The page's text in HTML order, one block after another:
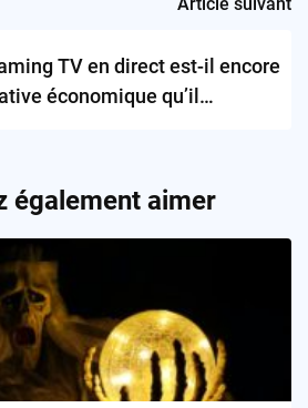
Article suivant
TV en direct est-il encore
économique qu’il
également aimer